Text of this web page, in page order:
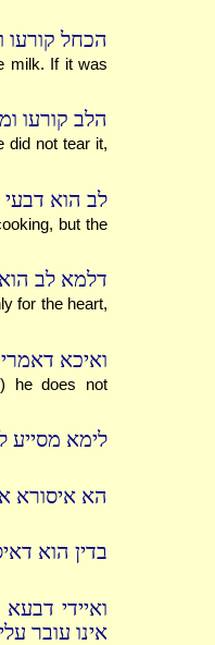
הכחל קורעו
milk. If it was
הלב קורעו
did not tear it,
לב הוא
but the
דלמא לב
for the heart,
ואיכא
he does not
לימא מסייע
הא איסורא
בדין הוא
ואיידי
אינו עובר